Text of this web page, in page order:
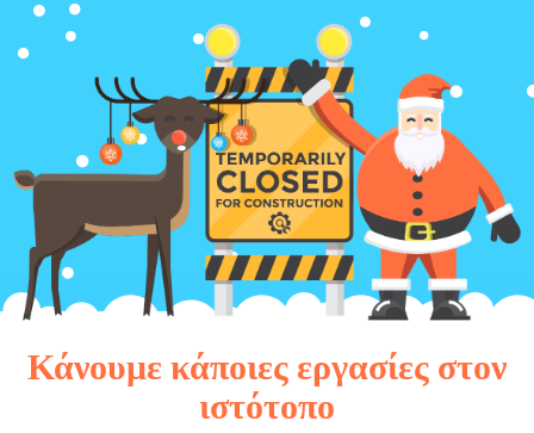
Κάνουμε κάποιες εργασίες στον
ιστότοπο